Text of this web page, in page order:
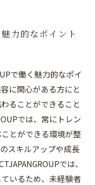
力的なポイント
で働く魅力的なポイ
に関心がある方にと
ることができること
では、常にトレン
とができる環境が整
スキルアップや成長
では、
いるため、未経験者